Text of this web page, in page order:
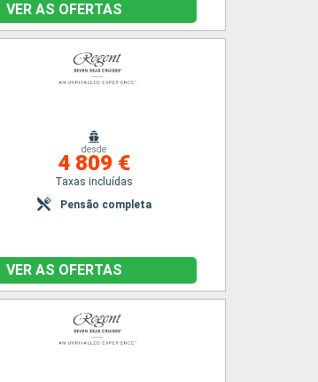
VER AS OFERTAS
desde
4 809 €
Taxas incluídas
Pensão completa
VER AS OFERTAS